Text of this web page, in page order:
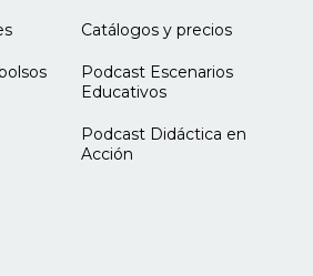
Catálogos y precios
Podcast Escenarios
Educativos
Podcast Didáctica en
Acción